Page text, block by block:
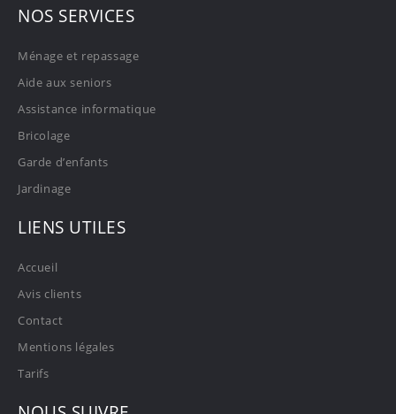
NOS SERVICES
Ménage et repassage
Aide aux seniors
Assistance informatique
Bricolage
Garde d’enfants
Jardinage
LIENS UTILES
Accueil
Avis clients
Contact
Mentions légales
Tarifs